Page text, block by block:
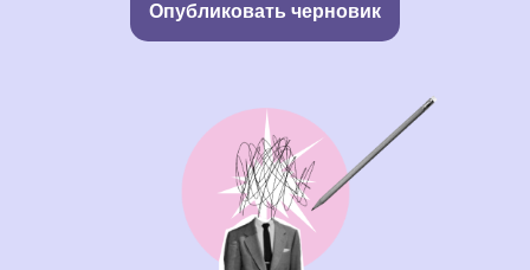
Опубликовать черновик